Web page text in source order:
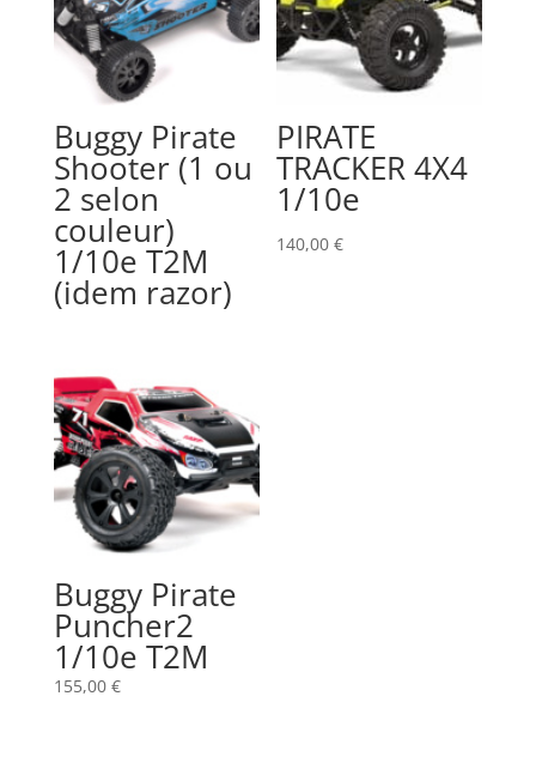
Buggy Pirate
Shooter (1 ou
2 selon
couleur)
1/10e T2M
(idem razor)
PIRATE
TRACKER 4X4
1/10e
140,00€
Buggy Pirate
Puncher2
1/10e T2M
155,00 €